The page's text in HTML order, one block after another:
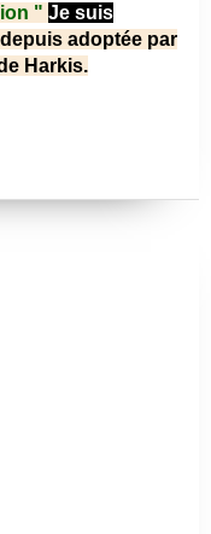
" Je suis
adoptée par
Harkis.